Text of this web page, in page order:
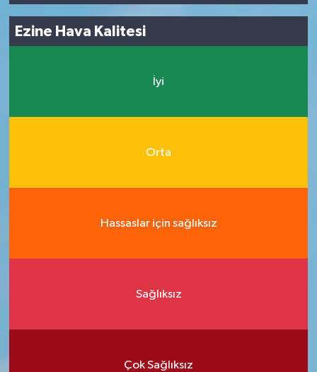
Ezine Hava Kalitesi
İyi
Orta
Hassaslar için sağlıksız
Sağlıksız
Çok Sağlıksız